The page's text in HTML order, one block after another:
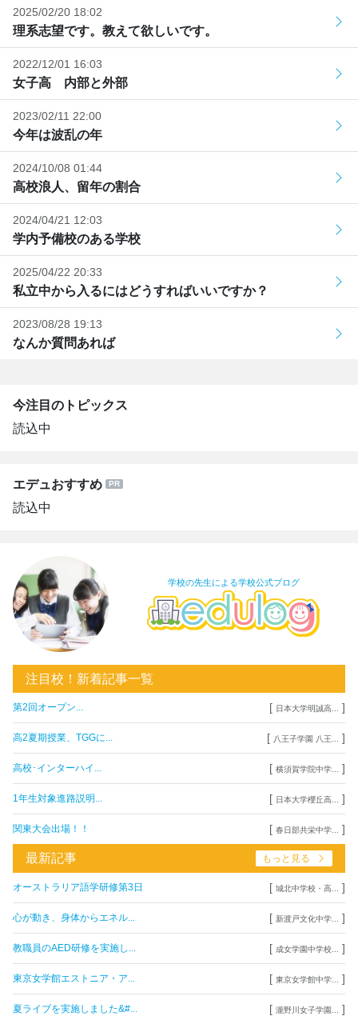
2025/02/20 18:02
理系志望です。教えて欲しいです。
2022/12/01 16:03
女子高 内部と外部
2023/02/11 22:00
今年は波乱の年
2024/10/08 01:44
高校浪人、留年の割合
2024/04/21 12:03
学内予備校のある学校
2025/04/22 20:33
私立中から入るにはどうすればいいですか？
2023/08/28 19:13
なんか質問あれば
今注目のトピックス
読込中
エデュおすすめ
読込中
学校の先生による学校公式ブログ
注目校！新着記事一覧
第2回オープン... [ 日本大学明誠高... ]
高2夏期授業、TGGに... [ 八王子学園 八王... ]
高校･インターハイ... [ 横須賀学院中学... ]
1年生対象進路説明... [ 日本大学櫻丘高... ]
関東大会出場！！ [ 春日部共栄中学... ]
最新記事 もっと見る
オーストラリア語学研修第3日 [ 城北中学校・高... ]
心が動き、身体からエネル... [ 新渡戸文化中学... ]
教職員のAED研修を実施し... [ 成女学園中学校... ]
東京女学館エストニア・ア... [ 東京女学館中学... ]
夏ライブを実施しました&#... [ 瀧野川女子学園... ]